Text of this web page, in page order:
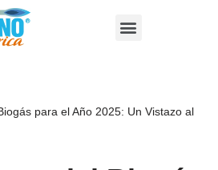
para el Año 2025: Un Vistazo al